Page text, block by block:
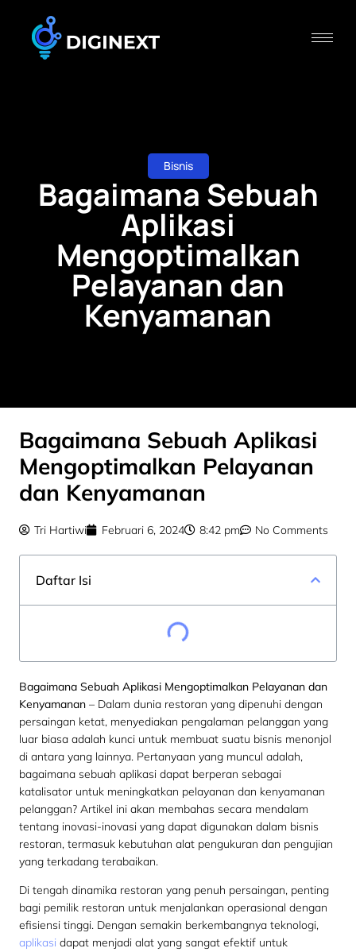
Bisnis
Bagaimana Sebuah
Aplikasi
Mengoptimalkan
Pelayanan dan
Kenyamanan
Bagaimana Sebuah Aplikasi
Mengoptimalkan Pelayanan
dan Kenyamanan
Tri Hartiwi Februari 6, 2024 8:42 pm No Comments
Daftar Isi
Bagaimana Sebuah Aplikasi Mengoptimalkan Pelayanan dan
Kenyamanan – Dalam dunia restoran yang dipenuhi dengan
persaingan ketat, menyediakan pengalaman pelanggan yang
luar biasa adalah kunci untuk membuat suatu bisnis menonjol
di antara yang lainnya. Pertanyaan yang muncul adalah,
bagaimana sebuah aplikasi dapat berperan sebagai
katalisator untuk meningkatkan pelayanan dan kenyamanan
pelanggan? Artikel ini akan membahas secara mendalam
tentang inovasi-inovasi yang dapat digunakan dalam bisnis
restoran, termasuk kebutuhan alat pengukuran dan pengujian
yang terkadang terabaikan.
Di tengah dinamika restoran yang penuh persaingan, penting
bagi pemilik restoran untuk menjalankan operasional dengan
efisiensi tinggi. Dengan semakin berkembangnya teknologi,
aplikasi dapat menjadi alat yang sangat efektif untuk